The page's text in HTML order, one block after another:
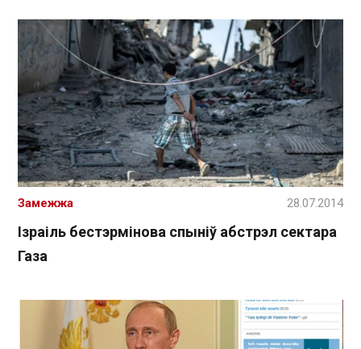
Ізраіль бестэрмінова спыніў абстрэл сектара
Газа
Замежжа 28.07.2014